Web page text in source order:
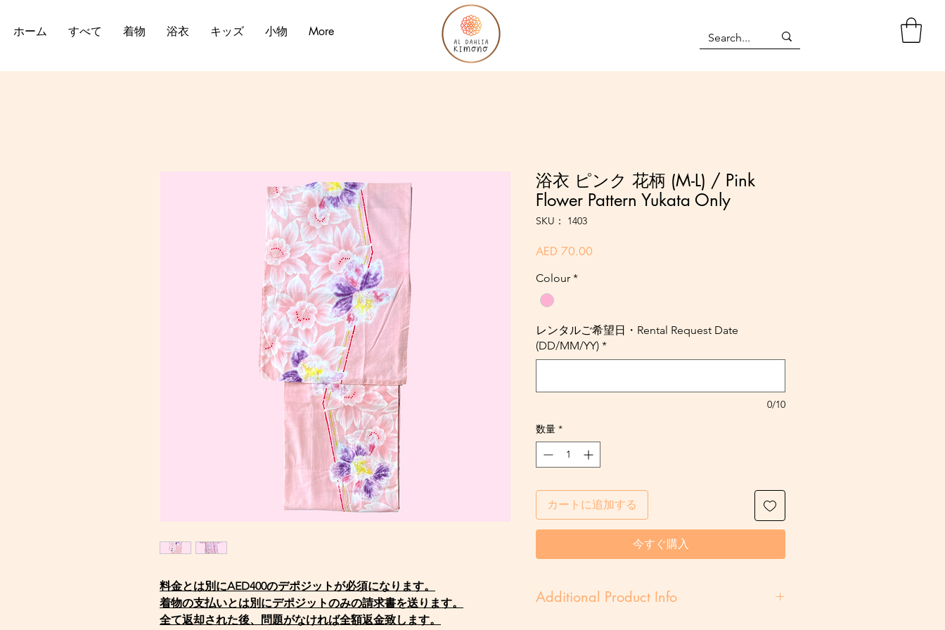
ホーム すべて 着物 浴衣 キッズ 小物 More
料金とは別にAED400のデポジットが必須になります。
着物の支払いとは別にデポジットのみの請求書を送ります。
全て返却された後、問題がなければ全額返金致します。
浴衣 ピンク 花柄 (M-L) / Pink
Flower Pattern Yukata Only
SKU： 1403
AED 70.00価
Colour *
レンタルご希望日・Rental Request Date
(DD/MM/YY) *
0/10
数量 *
カートに追加する
今すぐ購入
Additional Product Info